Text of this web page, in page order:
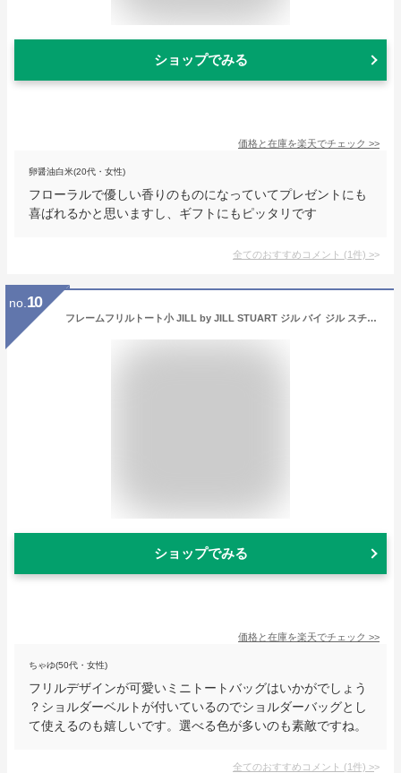
ショップでみる
価格と在庫を楽天でチェック >>
卵醤油白米(20代・女性)
フローラルで優しい香りのものになっていてプレゼントにも
喜ばれるかと思いますし、ギフトにもピッタリです
全てのおすすめコメント (1件) >
no. 10
フレームフリルトート小 JILL by JILL STUART ジル バイ ジル スチュアート バッグ その他のバッグ ブラック ホワイト グリーン ピンク オレンジ イエロー【送料無料】[Rakuten Fashion]
ショップでみる
価格と在庫を楽天でチェック >>
ちゃゆ(50代・女性)
フリルデザインが可愛いミニトートバッグはいかがでしょう
？ショルダーベルトが付いているのでショルダーバッグとし
て使えるのも嬉しいです。選べる色が多いのも素敵ですね。
全てのおすすめコメント (1件) >